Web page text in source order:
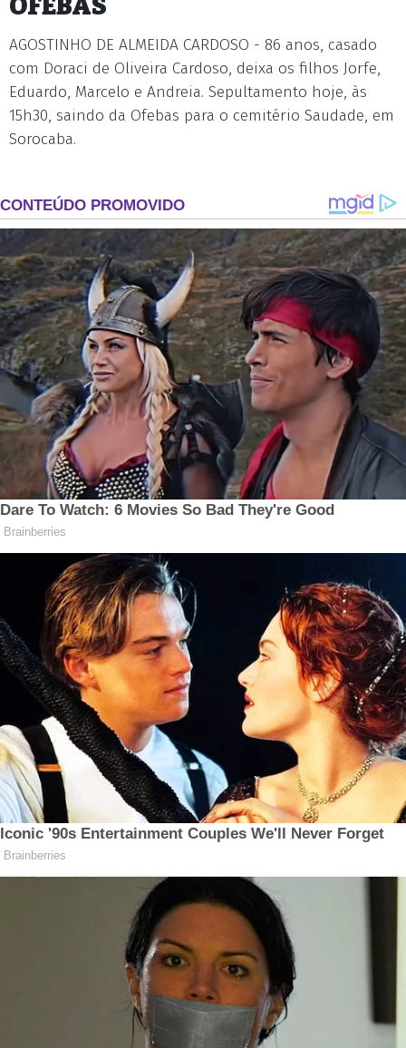
AGOSTINHO DE ALMEIDA CARDOSO - 86 anos, casado
com Doraci de Oliveira Cardoso, deixa os filhos Jorfe,
Eduardo, Marcelo e Andreia. Sepultamento hoje, às
15h30, saindo da Ofebas para o cemitério Saudade, em
Sorocaba.